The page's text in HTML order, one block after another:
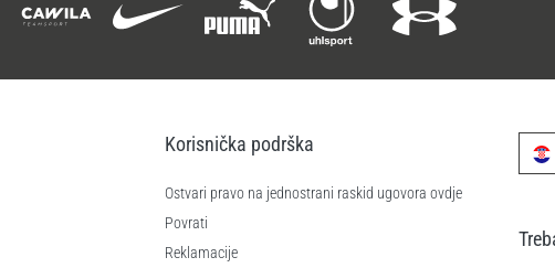
Korisnička podrška
Ostvari pravo na jednostrani raskid ugovora ovdje
Povrati
Reklamacije